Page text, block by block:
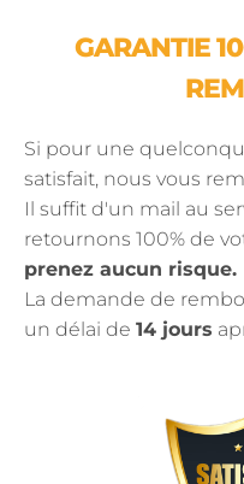
GARANTIE
Si pour une
satisfait, nous vous
Il suffit d'un mail au
retournons 100% de
prenez aucun risque.
La demande de
un délai de 14 jours